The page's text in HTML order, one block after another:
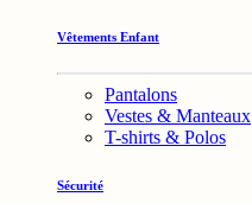
Vêtements Enfant
Pantalons
Vestes & Manteaux
T-shirts & Polos
Sécurité